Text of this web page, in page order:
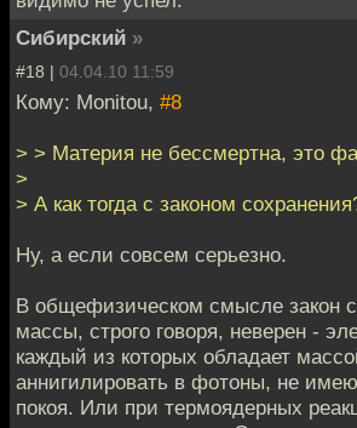
Сибирский »
#18 | 04.04.10 11:59
Кому: Monitou, #8
> > Материя не бессмертна, это
>
> А как тогда с законом
Ну, а если совсем серьезно.
В общефизическом смысле закон
массы, строго говоря, неверен -
каждый из которых обладает
аннигилировать в фотоны, не
покоя. Или при термоядерных